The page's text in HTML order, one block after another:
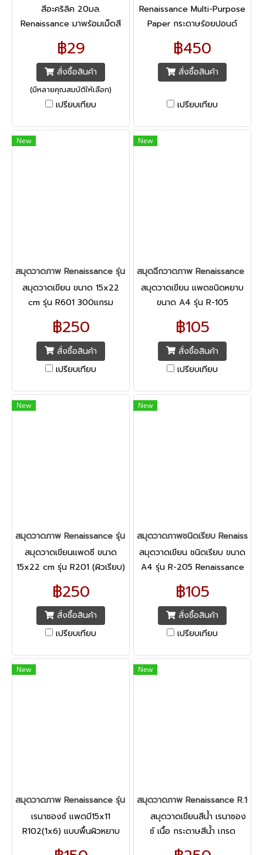
สีอะคริลิค 20มล.
Renaissance มาพร้อมเม็ดสี
Pigment ที่มีการผสมเดี่ยวทำให้
เนื้อสีเข้มข้น สีสด อีกทั้งยังมี
ความเรียบเนียนสีมีความทึบแสง
และยังคนทน
฿29
สั่งซื้อสินค้า
(มีหลายคุณสมบัติให้เลือก)
เปรียบเทียบ
Renaissance Multi-Purpose
Paper กระดาษร้อยปอนด์
อเนกประสงค์ ขนาด A3 และ
A4 กระดาษวาดเขียนเนื้อ
กระดาษวาดเขียนเกรดคุณภาพ
฿450
สั่งซื้อสินค้า
เปรียบเทียบ
New
สมุดวาดภาพ Renaissance รุ่น R601 ขนาด 375x555 มม. 300 แกรม
สมุดวาดเขียน ขนาด 15x22
cm รุ่น R601 300แกรม
Renaissance กระดาษวาดเขียน
ชนิดหยาบ สองหน้า บรรจุ 10
แผ่น หนา 300 แกรม
฿250
สั่งซื้อสินค้า
เปรียบเทียบ
New
สมุดฉีกวาดภาพ Renaissance รุ่น
สมุดวาดเขียน แพดชนิดหยาบ
ขนาด A4 รุ่น R-105
Renaissance มาพร้อมเนื้อ
กระดาษคุณภาพสูง ที่ผลิตจาก
ประเทศอิตาลี
฿105
สั่งซื้อสินค้า
เปรียบเทียบ
New
สมุดวาดภาพ Renaissance รุ่น R201 ขนาด 375x555 มม. (ผิวเรียบ)
สมุดวาดเขียนแพดซี ขนาด
15x22 cm รุ่น R201 (ผิวเรียบ)
Renaissance แบบพื้นผิวเรียบ
฿250
สั่งซื้อสินค้า
เปรียบเทียบ
New
สมุดวาดภาพชนิดเรียบ
สมุดวาดเขียน ชนิดเรียบ ขนาด
A4 รุ่น R-205 Renaissance
มาพร้อมเนื้อกระดาษพื้นผิวเรียบ
฿105
สั่งซื้อสินค้า
เปรียบเทียบ
New
สมุดวาดภาพ Renaissance รุ่น R102 ขนาด 275x375 มม. (ผิวหยาบ)
เรนาซองซ์ แพดบี15x11
R102(1x6) แบบพื้นผิวหยาบ
สมุดวาดเขียนที่มีกระดาษชนิด
New
สมุดวาดภาพ Renaissance R.101
สมุดวาดเขียนสีน้ำ เรนาซอง
ซ์ เนื้อ กระดาษสีน้ำ เกรด
คุณภาพชนิดผิวหยาบ 2 หน้า